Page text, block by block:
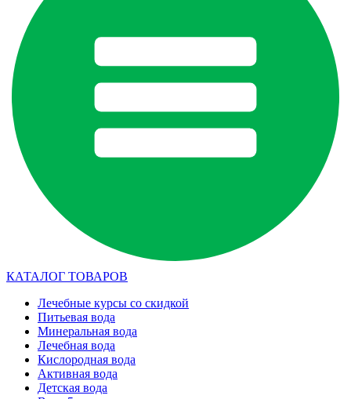
КАТАЛОГ ТОВАРОВ
Лечебные курсы со скидкой
Питьевая вода
Минеральная вода
Лечебная вода
Кислородная вода
Активная вода
Детская вода